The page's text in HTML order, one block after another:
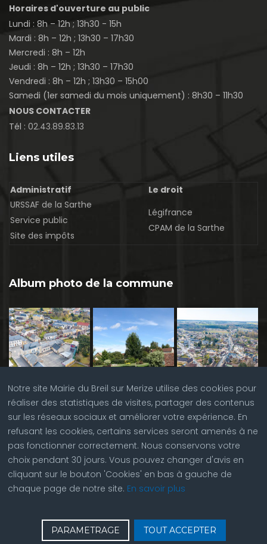
Horaires d'ouverture au public
Lundi : 8h – 12h ; 13h30 - 15h
Mardi : 8h – 12h ; 13h30 – 17h30
Mercredi : 8h – 12h
Jeudi : 8h – 12h ; 13h30 – 17h30
Vendredi : 8h – 12h ; 13h30 – 15h00
Samedi (1er samedi du mois uniquement) : 8h30 – 11h30
NOUS CONTACTER
Tél : 02.43.89.83.13
Notre site Mairie du Breil sur Merize utilise des cookies pour
réaliser des statistiques de visites, partager des contenus
sur les réseaux sociaux et améliorer votre expérience. En
refusant les cookies, certains services seront amenés à ne
pas fonctionner correctement. Nous conservons votre
choix pendant 30 jours. Vous pouvez changer d'avis en
cliquant sur le bouton 'Cookies' en bas à gauche de
chaque page de notre site. En savoir plus
PARAMETRAGE TOUT ACCEPTER
Liens utiles
Administratif
Le droit
URSSAF de la Sarthe
Service public
Site des impôts
Légifrance
CPAM de la Sarthe
Album photo de la commune
Contactez nous | © Copyright 2023 |Plan du site|